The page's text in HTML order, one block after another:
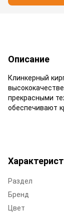
Описание
Клинкерный
прекрасными
обеспечивают
Раздел
Бренд
Цвет